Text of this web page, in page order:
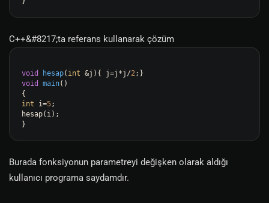
C++&#8217;ta referans kullanarak çözüm
void hesap( int &j ) { j=j*j/2
void
main()
int i=5;
hesap(i);
Burada fonksiyonun parametreyi değişken olarak aldığı
kullanıcı programa saydamdır.